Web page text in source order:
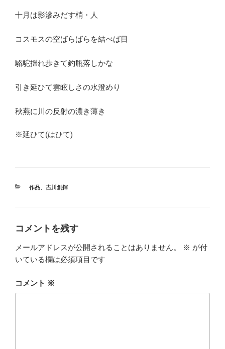
十月は影滲みだす梢・人
コスモスの空ばらばらを結べば目
駱駝揺れ歩きて釣瓶落しかな
引き延ひて雲眩しさの水澄めり
秋燕に川の反射の濃き薄き
※延ひて(はひて)
カ
作品、 吉川創揮
コメントを残す
メールアドレスが公開されることはありません。 ※ が付
いている欄は必須項目です
コメント ※